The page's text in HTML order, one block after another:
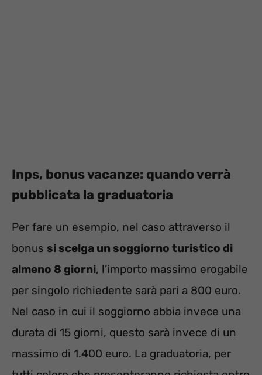
Inps, bonus vacanze: quando verrà
pubblicata la graduatoria
Per fare un esempio, nel caso attraverso il
bonus si scelga un soggiorno turistico di
almeno 8 giorni, l’importo massimo erogabile
per singolo richiedente sarà pari a 800 euro.
Nel caso in cui il soggiorno abbia invece una
durata di 15 giorni, questo sarà invece di un
massimo di 1.400 euro. La graduatoria, per